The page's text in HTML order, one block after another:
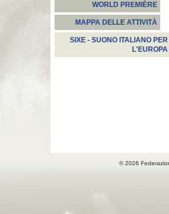
WORLD PREMIÈRE
MAPPA DELLE ATTIVITÀ
SIXE - SUONO ITALIANO PER
L'EUROPA
© 2026